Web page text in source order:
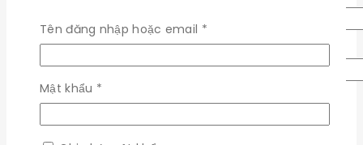
Email*
Lưu tên của tôi, email, và trang web trong trình
Tên đăng nhập hoặc email *Bắt
buộc
Mật khẩu *
buộc